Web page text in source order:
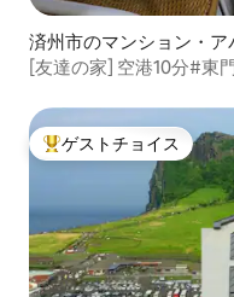
済州市のマンション・ア
[友達の家] 空港10分#東
大好評のゲストチョイス
ゲストチョイス